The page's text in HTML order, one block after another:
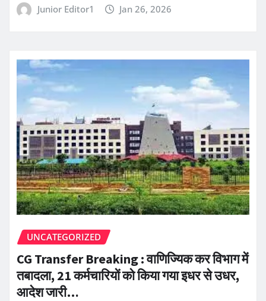
Junior Editor1 Jan 26, 2026
UNCATEGORIZED
CG Transfer Breaking : वाणिज्यिक कर विभाग में
तबादला, 21 कर्मचारियों को किया गया इधर से उधर,
आदेश जारी…